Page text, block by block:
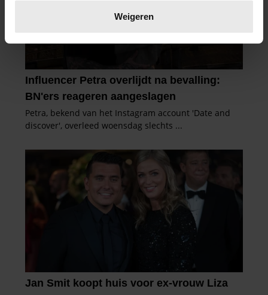
verwerkt en stel uw voorkeuren in het
intrekken in de Cookieverklaring.
We gebruiken cookies om content en advertenties te
personaliseren, om functies voor social media te bieden
en om ons websiteverkeer te analyseren. Ook delen we
informatie over uw gebruik van onze site met onze
partners voor social media, adverteren en analyse. Deze
informatie die u aan ze heeft verstrekt of die ze hebben
verzameld op basis van uw gebruik van hun services. U
gaat akkoord met onze cookies als u onze website blijft
gebruiken.
Weigeren